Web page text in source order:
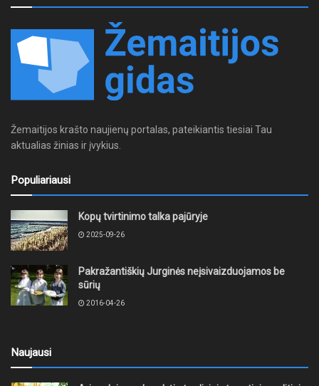
Žemaitijos krašto naujienų portalas, pateikiantis tiesiai Tau
aktualias žinias ir įvykius.
Populiariausi
Kopų tvirtinimo talka pajūryje
2025-09-26
Pakražantiškių Jurginės neįsivaizduojamos be
sūrių
2016-04-26
Naujausi